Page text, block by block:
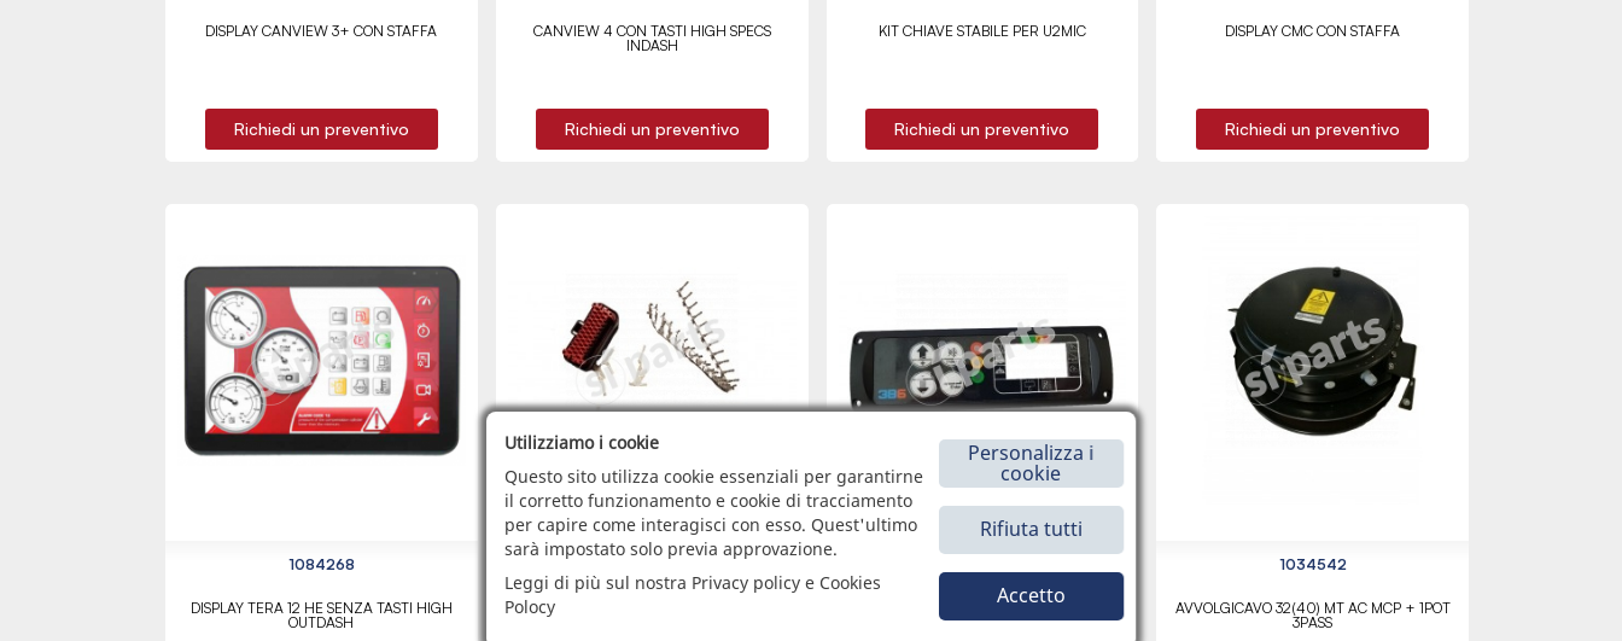
DISPLAY CANVIEW 3+ CON STAFFA
Richiedi un preventivo
CANVIEW 4 CON TASTI HIGH SPECS
INDASH
Richiedi un preventivo
KIT CHIAVE STABILE PER U2MIC
Richiedi un preventivo
DISPLAY CMC CON STAFFA
Richiedi un preventivo
1084268
DISPLAY TERA 12 HE SENZA TASTI HIGH
OUTDASH
1034751
KIT VOLANTE AMPSEAL 35C.F. BLACK PANNELLO + PELLICOLA DISPLAY SLIM
1034542
AVVOLGICAVO 32(40) MT AC MCP + 1POT
3PASS
Utilizziamo i cookie
Questo sito utilizza cookie essenziali per garantirne
il corretto funzionamento e cookie di tracciamento
per capire come interagisci con esso. Quest'ultimo
sarà impostato solo previa approvazione.
Leggi di più sul nostra Privacy policy e Cookies
Polocy
Personalizza i
cookie
Rifiuta tutti
Accetto